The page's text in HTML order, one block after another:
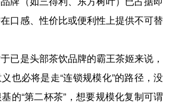
口感、性价比或便利性上提供不可替
已是头部茶饮品牌的霸王茶姬来说，
也必将是走“连锁规模化”的路径，没
的“第二杯茶”，想要规模化复制可谓